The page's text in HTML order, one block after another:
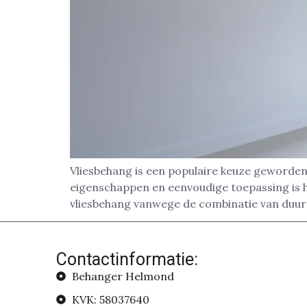
Vliesbehang is een populaire keuze
eigenschappen en eenvoudige toepassing
vliesbehang vanwege de combinatie van
Contactinformatie:
Behanger Helmond
KVK: 58037640